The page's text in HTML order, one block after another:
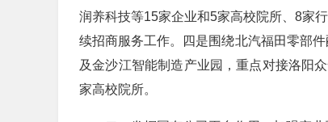
润养科技等15家企业和5家高校院所、8家
续招商服务工作。四是围绕北汽福田零部
及金沙江智能制造产业园，重点对接洛阳
家高校院所。